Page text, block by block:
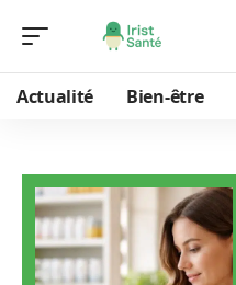
Actualité Bien-être